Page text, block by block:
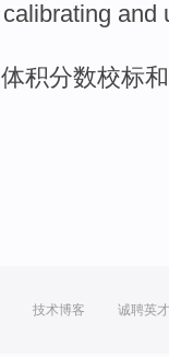
calibrating and
体积分数校标和
技术博客 诚聘英才